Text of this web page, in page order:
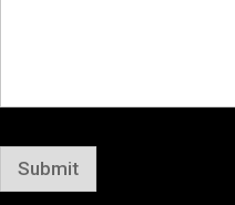
Submit